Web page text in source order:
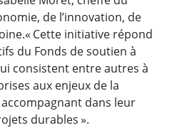
de l’innovation, de
« Cette initiative répond
du Fonds de soutien à
consistent entre autres à
aux enjeux de la
dans leur
durables ».